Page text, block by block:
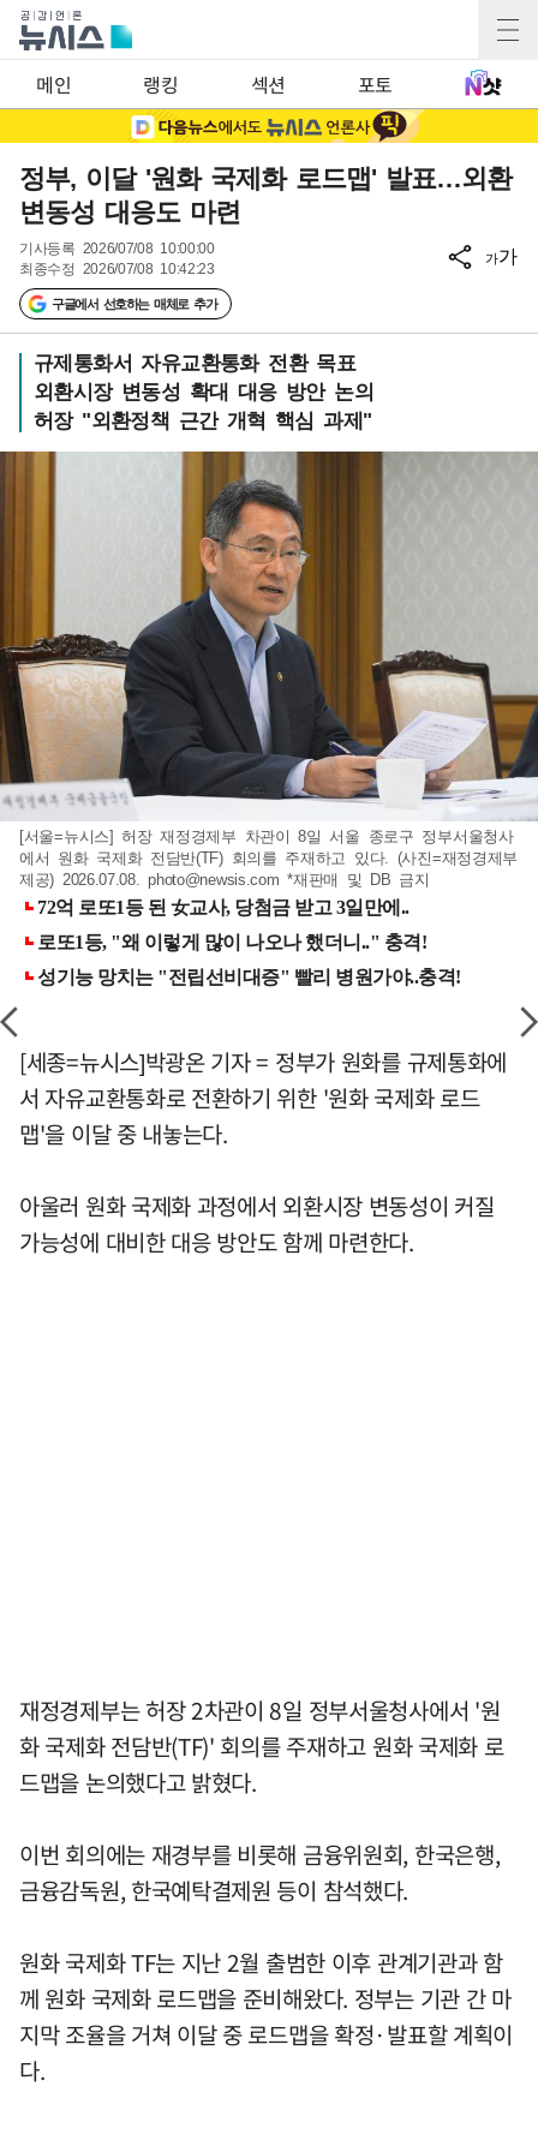
메인 랭킹 섹션 포토
정부, 이달 '원화 국제화 로드맵' 발표…외환
변동성 대응도 마련
기사등록 2026/07/08 10:00:00
최종수정 2026/07/08 10:42:23
구글에서 선호하는 매체로 추가
가가
규제통화서 자유교환통화 전환 목표
외환시장 변동성 확대 대응 방안 논의
허장 "외환정책 근간 개혁 핵심 과제"
[서울=뉴시스] 허장 재정경제부 차관이 8일 서울 종로구 정부서울청사
에서 원화 국제화 전담반(TF) 회의를 주재하고 있다. (사진=재정경제부
제공) 2026.07.08.photo@newsis.com *재판매 및 DB 금지
[세종=뉴시스]박광온 기자 = 정부가 원화를 규제통화에
서 자유교환통화로 전환하기 위한 '원화 국제화 로드
맵'을 이달 중 내놓는다.
아울러 원화 국제화 과정에서 외환시장 변동성이 커질
가능성에 대비한 대응 방안도 함께 마련한다.
재정경제부는 허장 2차관이 8일 정부서울청사에서 '원
화 국제화 전담반(TF)' 회의를 주재하고 원화 국제화 로
드맵을 논의했다고 밝혔다.
이번 회의에는 재경부를 비롯해 금융위원회, 한국은행,
금융감독원, 한국예탁결제원 등이 참석했다.
원화 국제화 TF는 지난 2월 출범한 이후 관계기관과 함
께 원화 국제화 로드맵을 준비해왔다. 정부는 기관 간 마
지막 조율을 거쳐 이달 중 로드맵을 확정·발표할 계획이
다.